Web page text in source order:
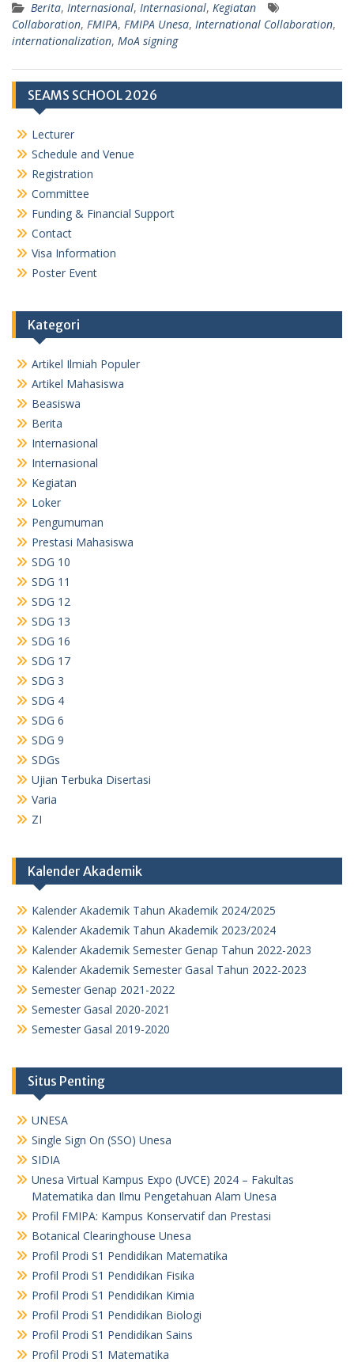
Berita, Internasional, Internasional, Kegiatan
Collaboration, FMIPA, FMIPA Unesa, International Collaboration,
internationalization, MoA signing
SEAMS SCHOOL 2026
Lecturer
Schedule and Venue
Registration
Committee
Funding & Financial Support
Contact
Visa Information
Poster Event
Kategori
Artikel Ilmiah Populer
Artikel Mahasiswa
Beasiswa
Berita
Internasional
Internasional
Kegiatan
Loker
Pengumuman
Prestasi Mahasiswa
SDG 10
SDG 11
SDG 12
SDG 13
SDG 16
SDG 17
SDG 3
SDG 4
SDG 6
SDG 9
SDGs
Ujian Terbuka Disertasi
Varia
ZI
Kalender Akademik
Kalender Akademik Tahun Akademik 2024/2025
Kalender Akademik Tahun Akademik 2023/2024
Kalender Akademik Semester Genap Tahun 2022-2023
Kalender Akademik Semester Gasal Tahun 2022-2023
Semester Genap 2021-2022
Semester Gasal 2020-2021
Semester Gasal 2019-2020
Situs Penting
UNESA
Single Sign On (SSO) Unesa
SIDIA
Unesa Virtual Kampus Expo (UVCE) 2024 – Fakultas
Matematika dan Ilmu Pengetahuan Alam Unesa
Profil FMIPA: Kampus Konservatif dan Prestasi
Botanical Clearinghouse Unesa
Profil Prodi S1 Pendidikan Matematika
Profil Prodi S1 Pendidikan Fisika
Profil Prodi S1 Pendidikan Kimia
Profil Prodi S1 Pendidikan Biologi
Profil Prodi S1 Pendidikan Sains
Profil Prodi S1 Matematika